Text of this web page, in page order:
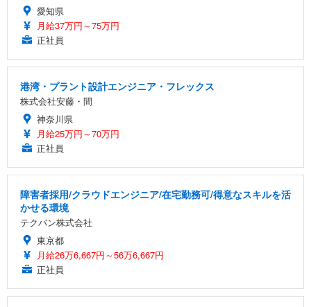
愛知県
月給37万円～75万円
正社員
港湾・プラント設計エンジニア・フレックス
株式会社安藤・間
神奈川県
月給25万円～70万円
正社員
障害者採用/クラウドエンジニア/在宅勤務可/得意なスキルを活
かせる環境
テクバン株式会社
東京都
月給26万6,667円～56万6,667円
正社員